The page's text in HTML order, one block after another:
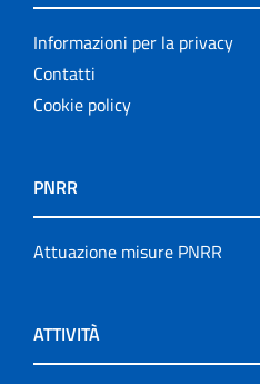
Informazioni per la privacy
Contatti
Cookie policy
PNRR
Attuazione misure PNRR
ATTIVITÀ